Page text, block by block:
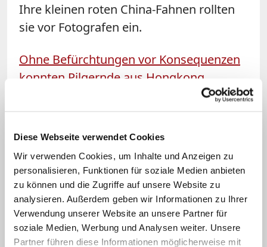
Diese Webseite verwendet Cookies
Wir verwenden Cookies, um Inhalte und Anzeigen zu
personalisieren, Funktionen für soziale Medien anbieten
zu können und die Zugriffe auf unsere Website zu
analysieren. Außerdem geben wir Informationen zu Ihrer
Verwendung unserer Website an unsere Partner für
soziale Medien, Werbung und Analysen weiter. Unsere
Partner führen diese Informationen möglicherweise mit
Ihre kleinen roten China-Fahnen rollten
sie vor Fotografen ein.
Ohne Befürchtungen vor Konsequenzen
konnten Pilgernde aus Hongkong
. Raymond Yiu hatte sich mit 15
einigen Jahren Glaubensbrüder und -
schwestern in anderen Ländern, wie er
erzählt. Gemeinsam mit 30 anderen
Mitgliedern aus seiner Gemeinde seien
sie nicht nur für den Papst in die
Mongolei gekommen, sondern um
anderen Katholiken ihre Nähe zu zeigen.